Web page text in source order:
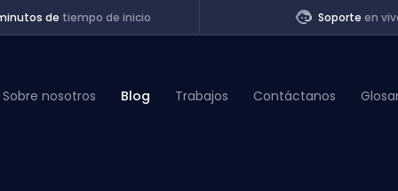
de tiempo de inicio Soporteen
Sobre nosotros Blog Trabajos Contáctanos